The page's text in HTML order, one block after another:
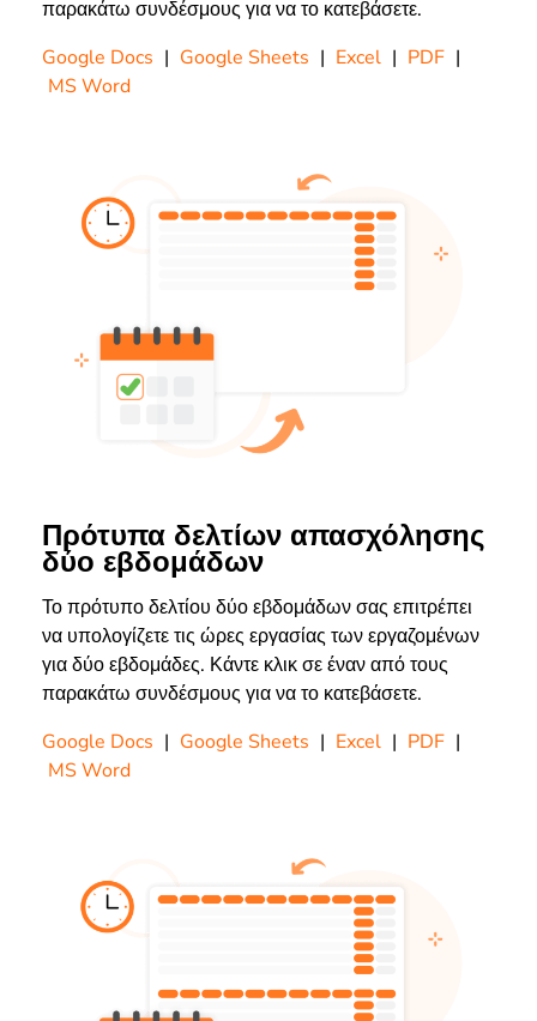
παρακάτω συνδέσμους για να το κατεβάσετε.
Google Docs | Google Sheets | Excel | PDF |
MS Word
Πρότυπα δελτίων απασχόλησης
δύο εβδομάδων
Το πρότυπο δελτίου δύο εβδομάδων σας επιτρέπει
να υπολογίζετε τις ώρες εργασίας των εργαζομένων
για δύο εβδομάδες. Κάντε κλικ σε έναν από τους
παρακάτω συνδέσμους για να το κατεβάσετε.
Google Docs | Google Sheets | Excel | PDF |
MS Word